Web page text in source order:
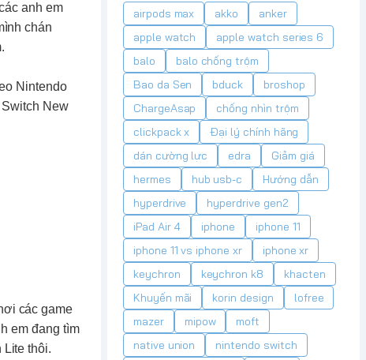
anh em
chán
Nintendo
New
các game
em đang tìm
Lite thôi.
airpods max akko
anker
apple watch
apple watch series 6
balo
balo chống trộm
Bao da Sen
bduck
broshop
ChargeAsap
chống nhìn trộm
clickpack x
Đại lý chính hãng
dán cường lực
edra
Giảm giá
hermes
hub usb-c
Hướng dẫn
hyperdrive
hyperdrive gen2
iPad Air 4
iphone
iphone 11
iphone 11 vs iphone xr
iphone xr
keychron
keychron k8
khacten
Khuyến mãi
korin design
lofree
mazer
mipow
moft
native union
nintendo switch